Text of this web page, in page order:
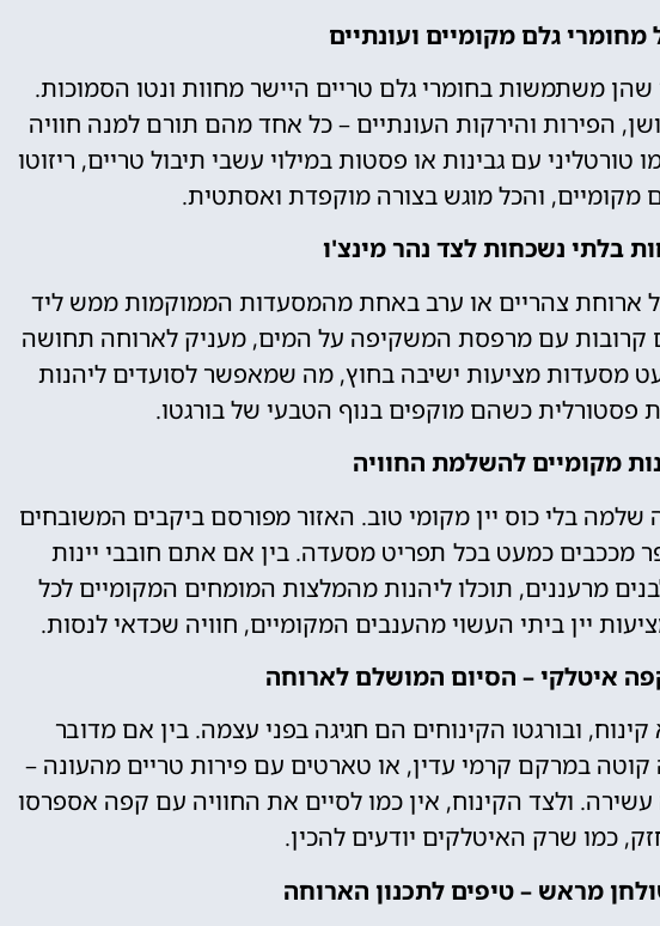
מחומרי גלם מקומיים ועונתיים
משתמשות בחומרי גלם טריים היישר מחוות ונטו הסמוכות.
הפירות והירקות העונתיים – כל אחד מהם תורם למנה חוויה
עם גבינות או פסטות במילוי עשבי תיבול טריים, ריזוטו
מקומיים, והכל מוגש בצורה מוקפדת ואסתטית.
בלתי נשכחות לצד נהר מינצ'ו
ארוחת צהריים או ערב באחת מהמסעדות הממוקמות ממש ליד
קרובות עם מרפסת המשקיפה על המים, מעניק לארוחה תחושה
מסעדות מציעות ישיבה בחוץ, מה שמאפשר לסועדים ליהנות
פסטורלית כשהם מוקפים בנוף הטבעי של בורגטו.
מקומיים להשלמת החוויה
שלמה בלי כוס יין מקומי טוב. האזור מפורסם ביקבים המשובחים
מככבים כמעט בכל תפריט מסעדה. בין אם אתם חובבי יינות
מרעננים, תוכלו ליהנות מהמלצות המומחים המקומיים לכל
יין ביתי העשוי מהענבים המקומיים, חוויה שכדאי לנסות.
איטלקי – הסיום המושלם לארוחה
ובורגטו הקינוחים הם חגיגה בפני עצמה. בין אם מדובר
קוטה במרקם קרמי עדין, או טארטים עם פירות טריים מהעונה –
ולצד הקינוח, אין כמו לסיים את החוויה עם קפה אספרסו
כמו שרק האיטלקים יודעים להכין.
מראש – טיפים לתכנון הארוחה